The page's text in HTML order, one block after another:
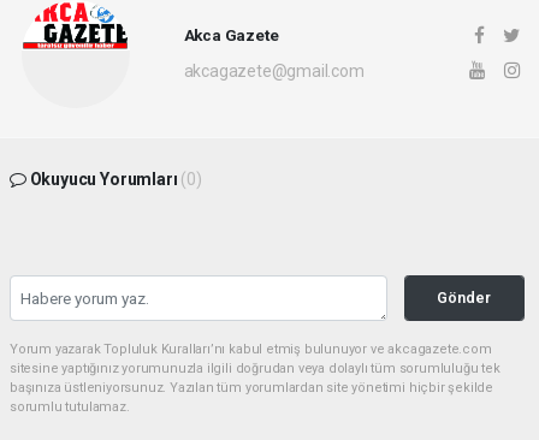
Akca Gazete
akcagazete@gmail.com
Okuyucu Yorumları (0)
Gönder
Yorum yazarak Topluluk Kuralları’nı kabul etmiş bulunuyor ve akcagazete.com
sitesine yaptığınız yorumunuzla ilgili doğrudan veya dolaylı tüm sorumluluğu tek
başınıza üstleniyorsunuz. Yazılan tüm yorumlardan site yönetimi hiçbir şekilde
sorumlu tutulamaz.